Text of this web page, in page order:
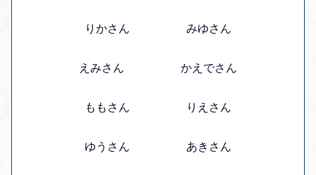
りかさん みゆさん
えみさん かえでさん
ももさん りえさん
ゆうさん あきさん